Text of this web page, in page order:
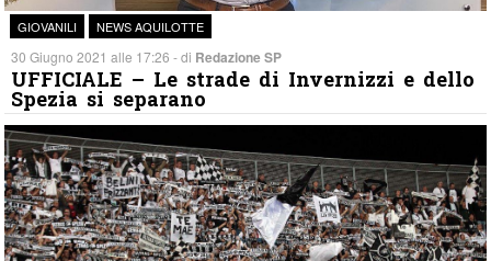
GIOVANILI NEWS AQUILOTTE
30 Giugno 2021 alle 17:26 - di Redazione SP
UFFICIALE – Le strade di Invernizzi e dello
Spezia si separano